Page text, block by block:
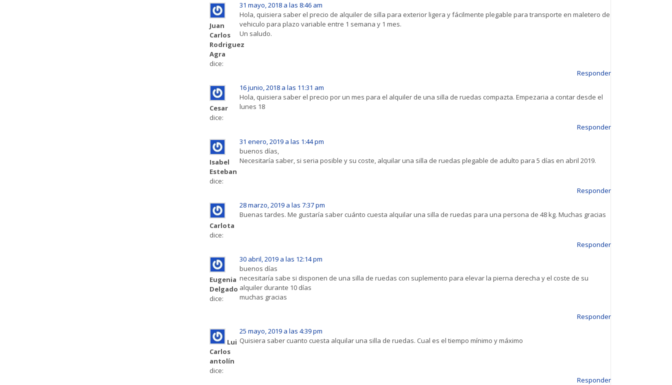
Juan
Carlos
Rodriguez
Agra
dice:
31 mayo, 2018 a las 8:46 am
Hola, quisiera saber el precio de alquiler de silla para exterior ligera y fácilmente plegable para transporte en maletero de
vehiculo para plazo variable entre 1 semana y 1 mes.
Un saludo.
Responder
Cesar
dice:
16 junio, 2018 a las 11:31 am
Hola, quisiera saber el precio por un mes para el alquiler de una silla de ruedas compazta. Empezaria a contar desde el
lunes 18
Responder
Isabel
Esteban
dice:
31 enero, 2019 a las 1:44 pm
buenos días,
Necesitaría saber, si seria posible y su coste, alquilar una silla de ruedas plegable de adulto para 5 días en abril 2019.
Responder
Carlota
dice:
28 marzo, 2019 a las 7:37 pm
Buenas tardes. Me gustaría saber cuánto cuesta alquilar una silla de ruedas para una persona de 48 kg. Muchas gracias
Responder
Eugenia
Delgado
dice:
30 abril, 2019 a las 12:14 pm
buenos días
necesitaría sabe si disponen de una silla de ruedas con suplemento para elevar la pierna derecha y el coste de su
alquiler durante 10 días
muchas gracias
Responder
Lui
Carlos
antolín
dice:
25 mayo, 2019 a las 4:39 pm
Quisiera saber cuanto cuesta alquilar una silla de ruedas. Cual es el tiempo mínimo y máximo
Responder